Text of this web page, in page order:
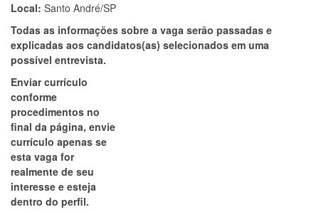
Local: Santo André/SP
Todas as informações sobre a vaga serão passadas e
explicadas aos candidatos(as) selecionados em uma
possível entrevista.
Enviar currículo
conforme
procedimentos no
final da página, envie
currículo apenas se
esta vaga for
realmente de seu
interesse e esteja
dentro do perfil.